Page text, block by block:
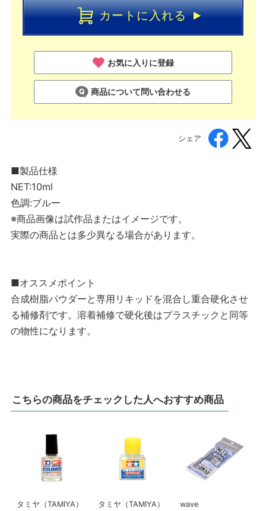
カートに入れる
お気に入りに登録
商品について問い合わせる
シェア
■製品仕様
NET:10ml
色調:ブルー
※商品画像は試作品またはイメージです。
実際の商品とは多少異なる場合があります。
■オススメポイント
合成樹脂パウダーと専用リキッドを混合し重合硬化させ
る補修剤です。溶着補修で硬化後はプラスチックと同等
の物性になります。
こちらの商品をチェックした人へおすすめ商品
タミヤ（TAMIYA） タミヤ（TAMIYA） wave